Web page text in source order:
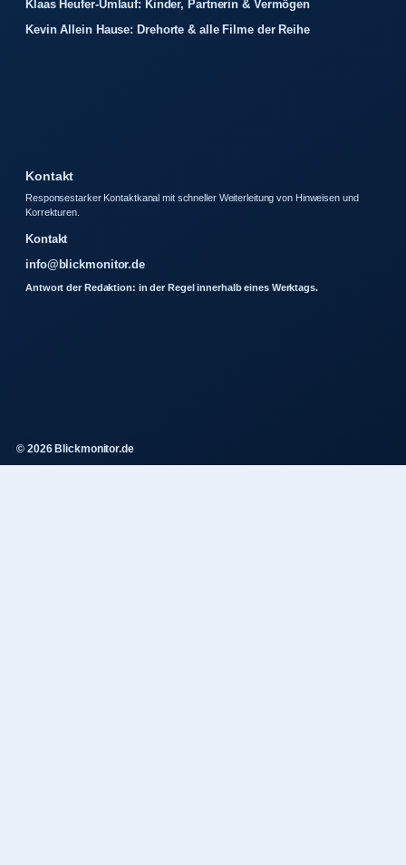
Klaas Heufer-Umlauf: Kinder, Partnerin & Vermögen
Kevin Allein Hause: Drehorte & alle Filme der Reihe
Kontakt
Responsestarker Kontaktkanal mit schneller Weiterleitung von Hinweisen und
Korrekturen.
Kontakt
info@blickmonitor.de
Antwort der Redaktion: in der Regel innerhalb eines Werktags.
© 2026 Blickmonitor.de